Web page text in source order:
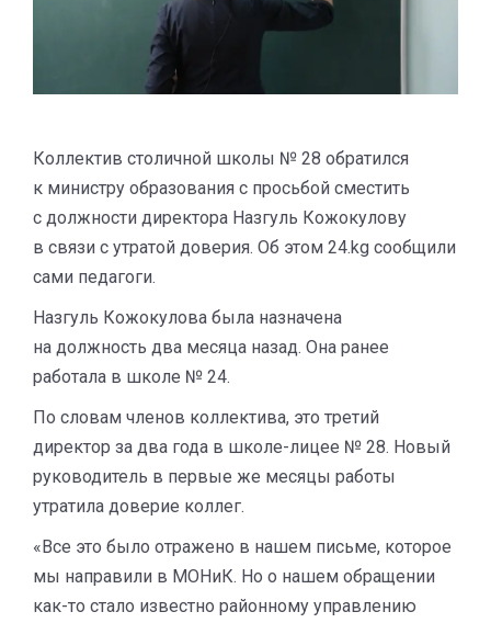
Коллектив столичной школы № 28 обратился
к министру образования с просьбой сместить
с должности директора Назгуль Кожокулову
в связи с утратой доверия. Об этом 24.kg сообщили
сами педагоги.
Назгуль Кожокулова была назначена
на должность два месяца назад. Она ранее
работала в школе № 24.
По словам членов коллектива, это третий
директор за два года в школе-лицее № 28. Новый
руководитель в первые же месяцы работы
утратила доверие коллег.
«Все это было отражено в нашем письме, которое
мы направили в МОНиК. Но о нашем обращении
как-то стало известно районному управлению